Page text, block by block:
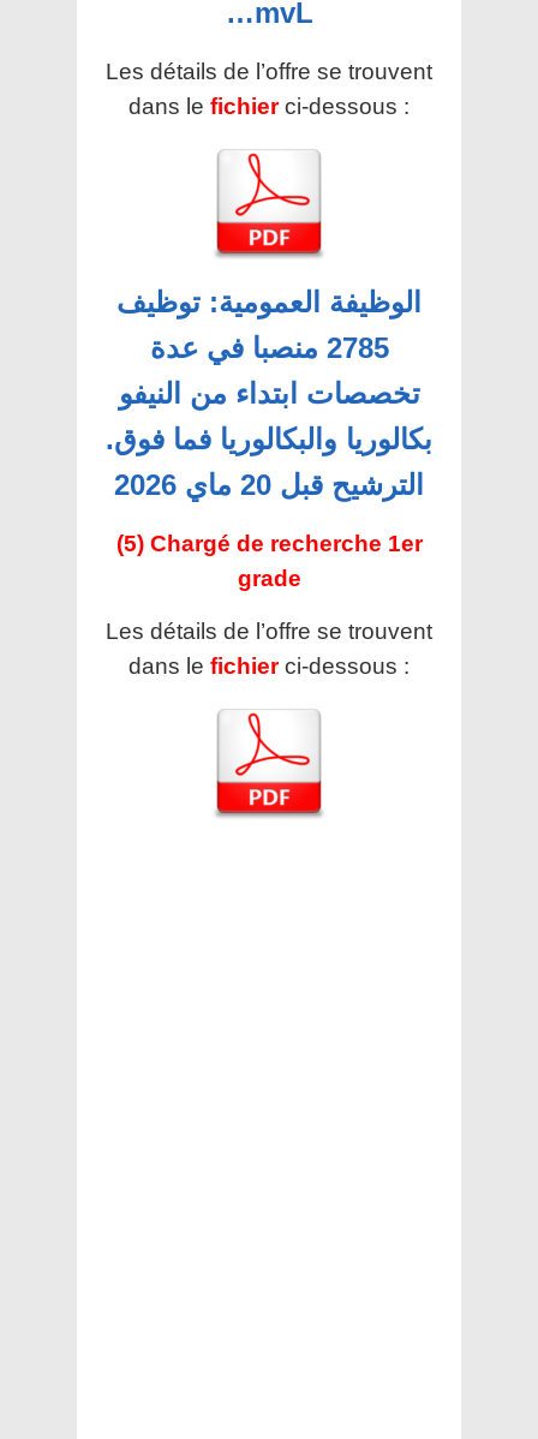
…mvL
Les détails de l’offre se trouvent
dans le fichier ci-dessous :
الوظيفة العمومية: توظيف
2785 منصبا في عدة
تخصصات ابتداء من النيفو
بكالوريا والبكالوريا فما فوق.
الترشيح قبل 20 ماي 2026
(5) Chargé de recherche 1er
grade
Les détails de l’offre se trouvent
dans le fichier ci-dessous :